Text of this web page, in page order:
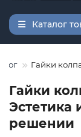
Каталог
Гайки
Гайки
Эстетика
решении